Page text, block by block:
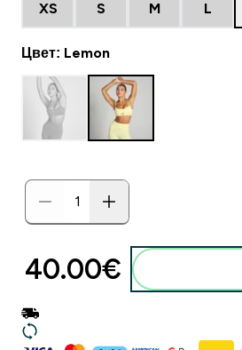
XS S M L
Цвет: Lemon
40.00€‎